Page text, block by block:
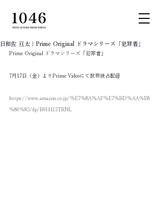
日和佐 亘太｜Prime Original ドラマシリーズ「犯罪者」
Prime Original ドラマシリーズ「犯罪者」
7月17日（金）よりPrime Videoにて世界独占配信
https://www.amazon.co.jp/%E7%8A%AF%E7%BD%AA%E8
%80%85/dp/B0H415TRNL